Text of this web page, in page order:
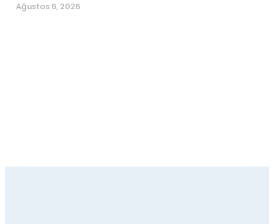
Ağustos 6, 2026